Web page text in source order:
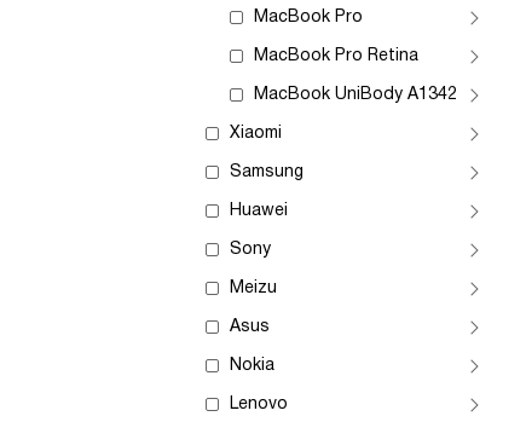
MacBook Pro
MacBook Pro Retina
MacBook UniBody A1342
Xiaomi
Samsung
Huawei
Sony
Meizu
Asus
Nokia
Lenovo